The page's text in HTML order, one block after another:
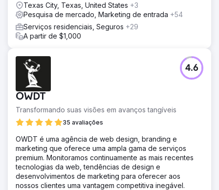
Texas City, Texas, United States +3
Pesquisa de mercado, Marketing de entrada +54
Serviços residenciais, Seguros +29
A partir de $1,000
OWDT
Transformando suas visões em avanços tangíveis
35 avaliações
4.6
OWDT é uma agência de web design, branding e
marketing que oferece uma ampla gama de serviços
premium. Monitoramos continuamente as mais recentes
tecnologias da web, tendências de design e
desenvolvimentos de marketing para oferecer aos
nossos clientes uma vantagem competitiva inegável.